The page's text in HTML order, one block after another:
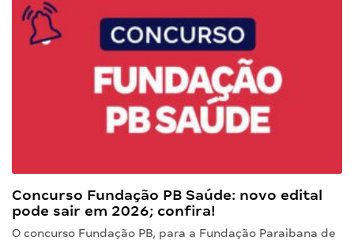
Concurso Fundação PB Saúde: novo edital
pode sair em 2026; confira!
O concurso Fundação PB, para a Fundação Paraibana de